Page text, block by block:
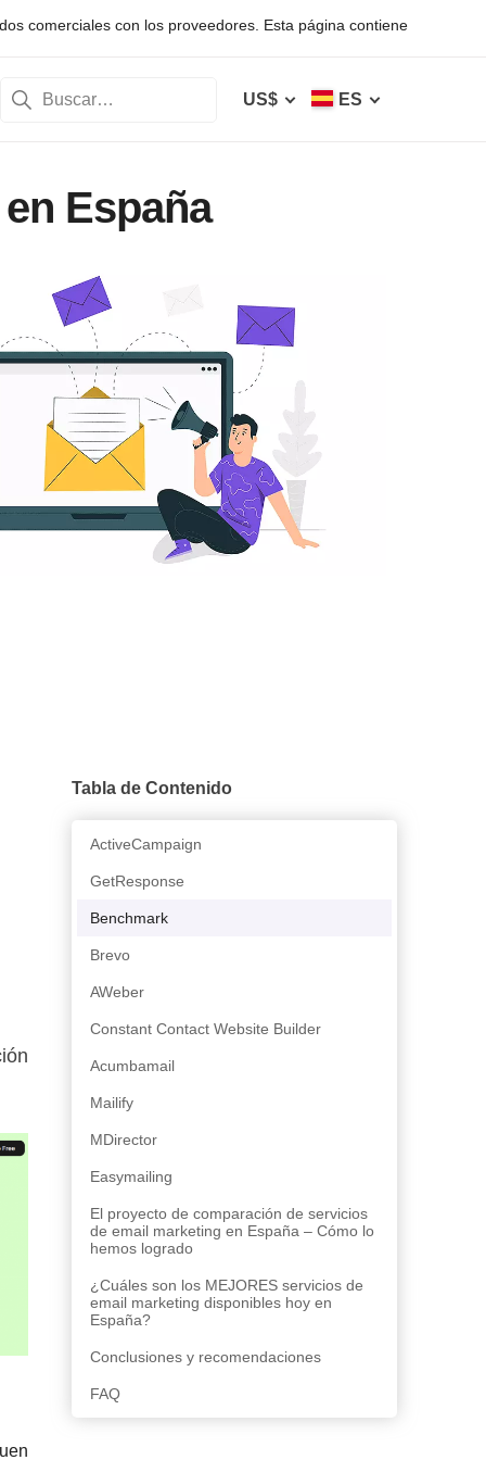
comerciales con los proveedores. Esta página contiene
US$ ES
España
Tabla de Contenido
ActiveCampaign
GetResponse
Benchmark
Brevo
AWeber
Constant Contact Website Builder
Acumbamail
Mailify
MDirector
Easymailing
El proyecto de comparación de servicios
de email marketing en España – Cómo lo
hemos logrado
¿Cuáles son los MEJORES servicios de
email marketing disponibles hoy en
España?
Conclusiones y recomendaciones
FAQ